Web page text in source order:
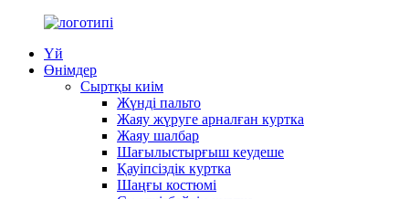
Үй
Өнімдер
Сыртқы киім
Жүнді пальто
Жаяу жүруге арналған куртка
Жаяу шалбар
Шағылыстырғыш кеудеше
Қауіпсіздік куртка
Шаңғы костюмі